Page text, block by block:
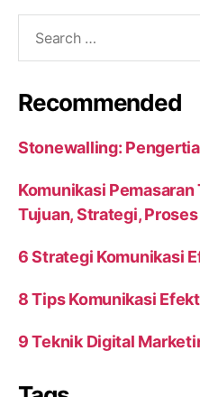
Recommended
Stonewalling:
Komunikasi
Tujuan, Strategi, Proses
6 Strategi Komunikasi
8 Tips Komunikasi
9 Teknik Digital